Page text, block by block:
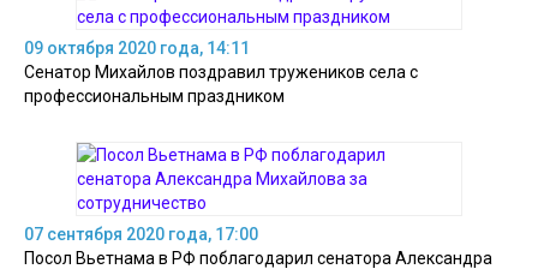
09 октября 2020 года, 14:11
Сенатор Михайлов поздравил тружеников села с
профессиональным праздником
07 сентября 2020 года, 17:00
Посол Вьетнама в РФ поблагодарил сенатора Александра